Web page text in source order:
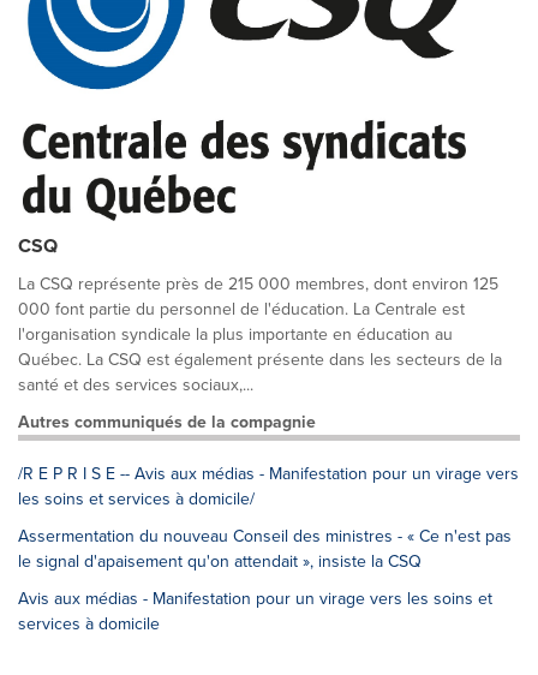
CSQ
La CSQ représente près de 215 000 membres, dont environ 125
000 font partie du personnel de l'éducation. La Centrale est
l'organisation syndicale la plus importante en éducation au
Québec. La CSQ est également présente dans les secteurs de la
santé et des services sociaux,...
Autres communiqués de la compagnie
/R E P R I S E -- Avis aux médias - Manifestation pour un virage vers
les soins et services à domicile/
Assermentation du nouveau Conseil des ministres - « Ce n'est pas
le signal d'apaisement qu'on attendait », insiste la CSQ
Avis aux médias - Manifestation pour un virage vers les soins et
services à domicile